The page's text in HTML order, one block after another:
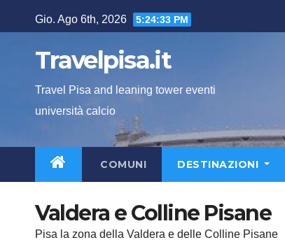
al
contenuto
Gio. Ago 6th, 2026 5:24:34 PM
Travelpisa.it
Travel Pisa and leaning tower eventi
università calcio
COMUNI DESTINAZIONI
Valdera e Colline Pisane
Pisa la zona della Valdera e delle Colline Pisane